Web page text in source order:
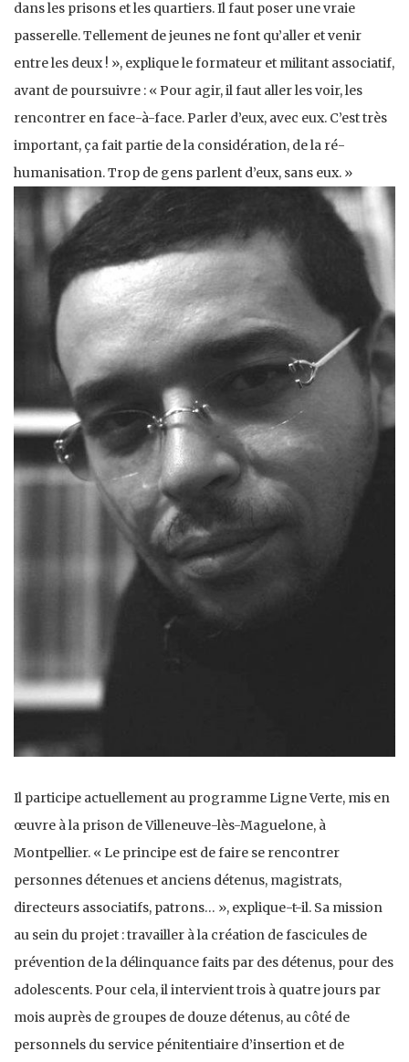
dans les prisons et les quartiers. Il faut poser une vraie
passerelle. Tellement de jeunes ne font qu’aller et venir
entre les deux ! », explique le formateur et militant associatif,
avant de poursuivre : « Pour agir, il faut aller les voir, les
rencontrer en face-à-face. Parler d’eux, avec eux. C’est très
important, ça fait partie de la considération, de la ré-
humanisation. Trop de gens parlent d’eux, sans eux. »
Il participe actuellement au programme Ligne Verte, mis en
œuvre à la prison de Villeneuve-lès-Maguelone, à
Montpellier. « Le principe est de faire se rencontrer
personnes détenues et anciens détenus, magistrats,
directeurs associatifs, patrons… », explique-t-il. Sa mission
au sein du projet : travailler à la création de fascicules de
prévention de la délinquance faits par des détenus, pour des
adolescents. Pour cela, il intervient trois à quatre jours par
mois auprès de groupes de douze détenus, au côté de
personnels du service pénitentiaire d’insertion et de